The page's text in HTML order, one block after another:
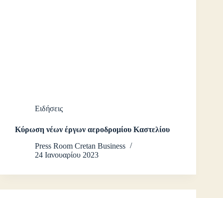
Ειδήσεις
Κύρωση νέων έργων αεροδρομίου Καστελίου
Press Room Cretan Business
24 Ιανουαρίου 2023